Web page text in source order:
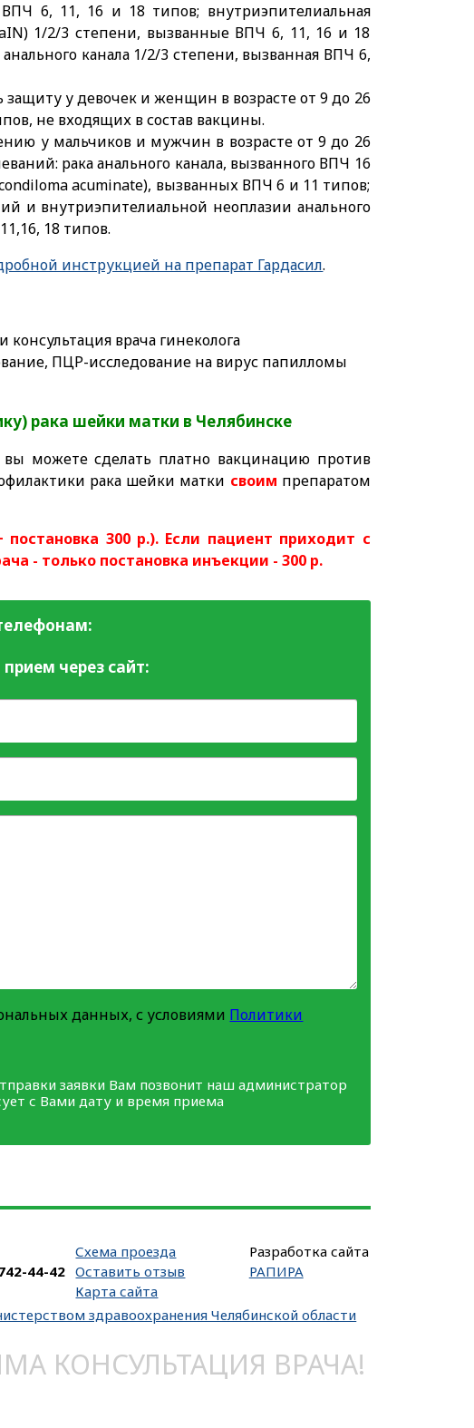
6, 11, 16 и 18 типов; внутриэпителиальная
1/2/3 степени, вызванные ВПЧ 6, 11, 16 и 18
канала 1/2/3 степени, вызванная ВПЧ 6,
у девочек и женщин в возрасте от 9 до 26
не входящих в состав вакцины.
у мальчиков и мужчин в возрасте от 9 до 26
рака анального канала, вызванного ВПЧ 16
acuminate), вызванных ВПЧ 6 и 11 типов;
и внутриэпителиальной неоплазии анального
18 типов.
инструкцией на препарат Гардасил.
врача гинеколога
ПЦР-исследование на вирус папилломы
рака шейки матки в Челябинске
можете сделать платно вакцинацию против
рака шейки матки своим препаратом
постановка 300 р.). Если пациент приходит с
- только постановка инъекции - 300 р.
через сайт:
данных, с условиями Политики
заявки Вам позвонит наш администратор
с Вами дату и время приема
44-42
Схема проезда
Оставить отзыв
Карта сайта
здравоохранения Челябинской области
КОНСУЛЬТАЦИЯ ВРАЧА!
Разработка сайта
РАПИРА